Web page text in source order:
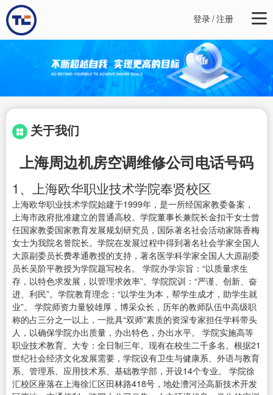
登录/注册
关于我们
上海周边机房空调维修公司电话号码
1、上海欧华职业技术学院奉贤校区
上海欧华职业技术学院始建于1999年，是一所经国家教委备案，
上海市政府批准建立的普通高校。学院董事长兼院长金扣干女士曾
任国家教委国家教育发展规划研究员，国际著名社会活动家陈香梅
女士为我院名誉院长。学院在发展过程中得到著名社会学家全国人
大原副委员长费孝通教授的支持，著名医学科学家全国人大原副委
员长吴阶平教授为学院题写校名。 学院办学宗旨：“以质量求生
存，以特色求发展，以管理求效率”。学院院训：“严谨、创新、奋
进、利民”。学院教育理念：“以学生为本，帮学生成才，助学生就
业”。 学院师资力量较雄厚，博采众长，历年的教师队伍中高级职
称的占三分之一以上，一批具“双师”素质的资深专家担任学科带头
人，以确保学院办出质量，办出特色，办出水平。 学院实施高等
职业技术教育。大专：全日制三年。现有在校生二千多名。根据21
世纪社会经济文化发展需要，学院设有卫生与健康系、外语与教育
系、管理系、应用技术系、基础教学部，开设14个专业。 学院徐
汇校区座落在上海徐汇区田林路418号，地处漕河泾高新技术开发